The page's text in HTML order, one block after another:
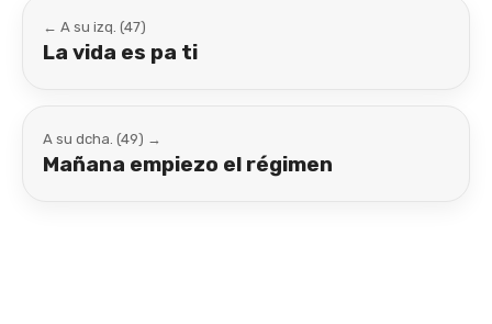
← A su izq. (47)
La vida es pa ti
A su dcha. (49) →
Mañana empiezo el régimen